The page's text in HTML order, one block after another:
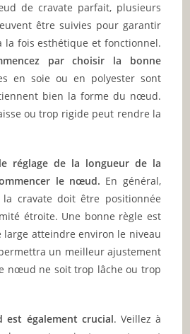
de cravate parfait, plusieurs
être suivies pour garantir
la fois esthétique et fonctionnel.
par choisir la bonne
en soie ou en polyester sont
bien la forme du nœud.
ou trop rigide peut rendre la
réglage de la longueur de la
le nœud. En général,
la cravate doit être positionnée
étroite. Une bonne règle est
large atteindre environ le niveau
un meilleur ajustement
nœud ne soit trop lâche ou trop
est également crucial. Veillez à